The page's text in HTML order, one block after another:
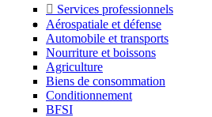
Services professionnels
Aérospatiale et défense
Automobile et transports
Nourriture et boissons
Agriculture
Biens de consommation
Conditionnement
BFSI